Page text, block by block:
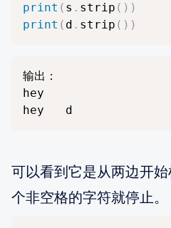
print ( s . strip ( ) )
print ( d . strip ( ) )
输出：
hey
hey   d
可以看到它是从两边开
个非空格的字符就停止。